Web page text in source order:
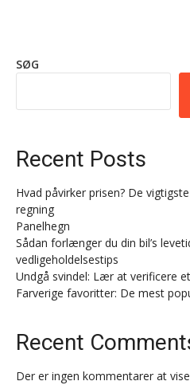
SØG
Recent Posts
Hvad påvirker prisen? De
regning
Panelhegn
Sådan forlænger du din bil’s
vedligeholdelsestips
Undgå svindel: Lær at verificere
Farverige favoritter: De mest
Recent
Der er ingen kommentarer at